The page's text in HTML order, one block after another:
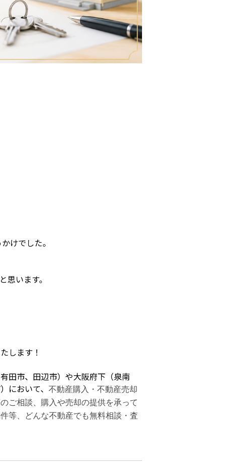
けでした。
います。
します！
田市、田辺市）や大阪府下（泉南
において、 不動産購入・不動産売却
ご相談、購入や売却の提供を承って
等、どんな不動産でも無料相談・査